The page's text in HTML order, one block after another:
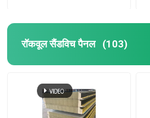
रॉकवूल सैंडविच पैनल (103)